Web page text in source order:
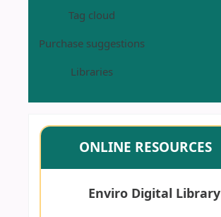
Tag cloud
Purchase suggestions
Libraries
ONLINE RESOURCES
Enviro Digital Library